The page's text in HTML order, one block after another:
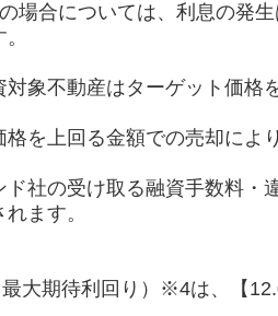
合については、利息の発生
対象不動産はターゲット価格
格を上回る金額での売却によ
ド社の受け取る融資手数料・
ます。
大期待利回り）※4は、【